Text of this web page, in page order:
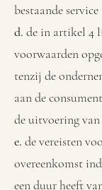
bestaande
d. de in artikel 4
voorwaarden
tenzij de
aan de
de uitvoering
e. de vereisten
overeenkomst
een duur heeft